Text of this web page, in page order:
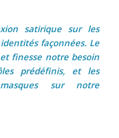
satirique sur les
façonnées. Le
finesse notre besoin
prédéfinis, et les
sur notre